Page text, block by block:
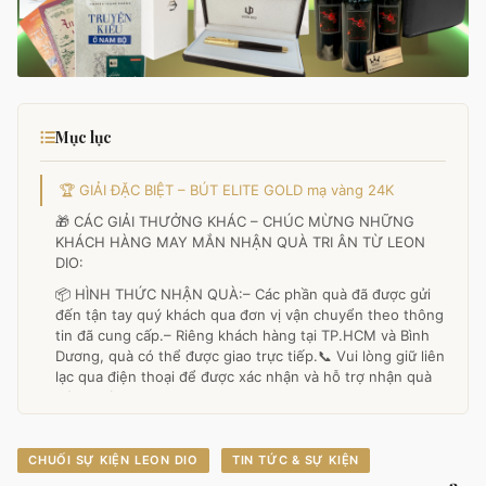
CHUỐI SỰ KIỆN LEON DIO TIN TỨC & SỰ KIỆN
Mục lục
🏆 GIẢI ĐẶC BIỆT – BÚT ELITE GOLD mạ vàng 24K
🎁 CÁC GIẢI THƯỞNG KHÁC – CHÚC MỪNG NHỮNG
KHÁCH HÀNG MAY MẮN NHẬN QUÀ TRI ÂN TỪ LEON
DIO:
📦 HÌNH THỨC NHẬN QUÀ:– Các phần quà đã được gửi
đến tận tay quý khách qua đơn vị vận chuyển theo thông
tin đã cung cấp.– Riêng khách hàng tại TP.HCM và Bình
Dương, quà có thể được giao trực tiếp.📞 Vui lòng giữ liên
lạc qua điện thoại để được xác nhận và hỗ trợ nhận quà
đúng thời gian!